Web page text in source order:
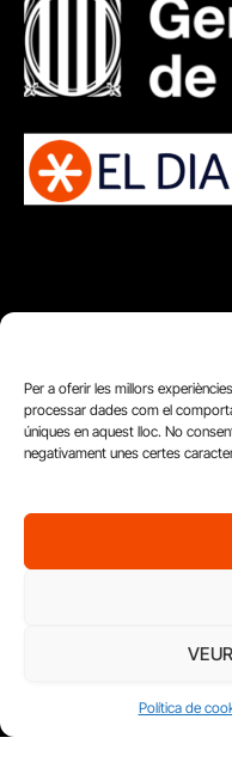
Per a oferir les millors
processar dades com el
úniques en aquest lloc. No
negativament unes certes
Política de